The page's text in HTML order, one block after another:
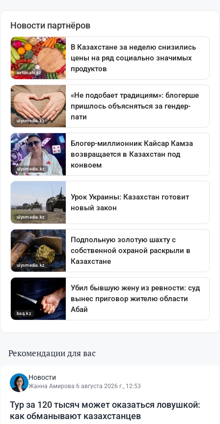
Рекомендации для вас
Новости
Жанна Амирова·6 августа 2026 г., 12:53
Тур за 120 тысяч может оказаться ловушкой:
как обманывают казахстанцев